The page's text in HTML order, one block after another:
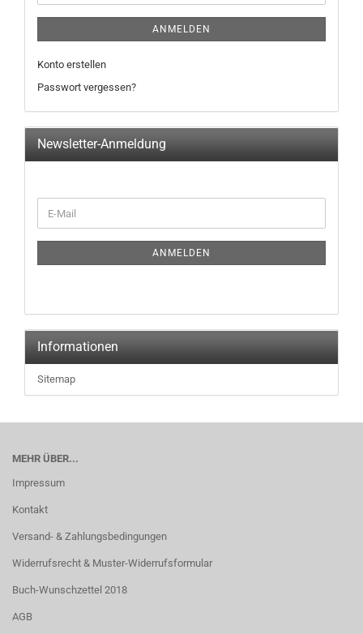
ANMELDEN
Konto erstellen
Passwort vergessen?
Newsletter-Anmeldung
ZUR
E-
Mail
ANMELDEN
Informationen
Sitemap
MEHR ÜBER...
Impressum
Kontakt
Versand- & Zahlungsbedingungen
Widerrufsrecht & Muster-Widerrufsformular
Buch-Wunschzettel 2018
AGB